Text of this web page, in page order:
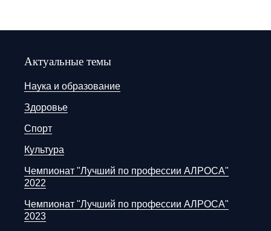
Актуальные темы
Наука и образование
Здоровье
Спорт
Культура
Чемпионат "Лучший по профессии АЛРОСА"
2022
Чемпионат "Лучший по профессии АЛРОСА"
2023